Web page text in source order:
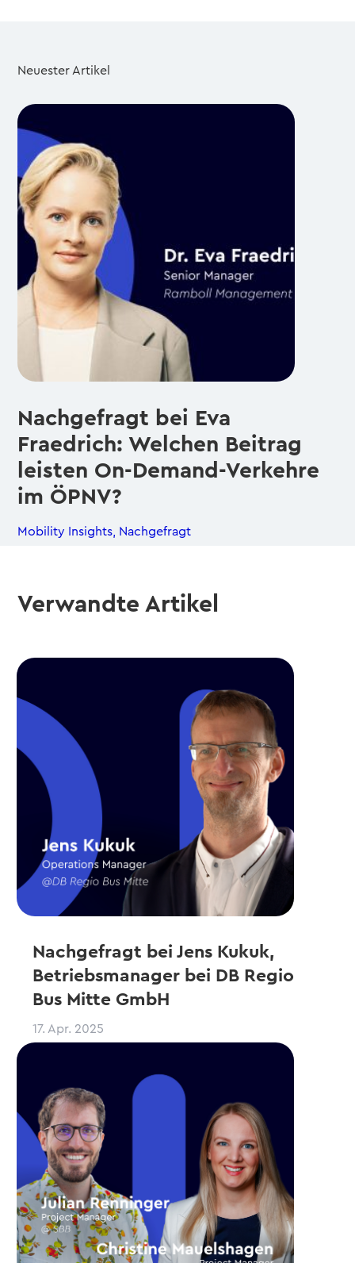
Neuester Artikel
Nachgefragt bei Eva
Fraedrich: Welchen Beitrag
leisten On-Demand-Verkehre
im ÖPNV?
Mobility Insights Nachgefragt
Verwandte Artikel
Nachgefragt bei Jens Kukuk,
Betriebsmanager bei DB Regio
Bus Mitte GmbH
17. Apr. 2025